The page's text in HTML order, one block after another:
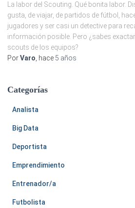
La labor del Scouting. Qué bonita labor.
gusta, de viajar, de partidos de fútbol,
jugadores y ser casi un detective para
información posible. Pero ¿sabes
scouts de los equipos?
PorVaro , hace 5 años
Categorías
Analista
Big Data
Deportista
Emprendimiento
Entrenador/a
Futbolista